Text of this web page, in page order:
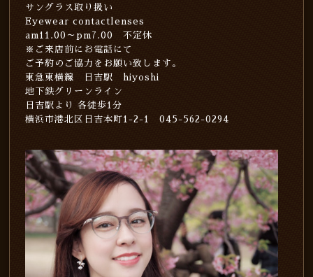
サングラス取り扱い
Eyewear contactlenses
am11.00～pm7.00 不定休
※ご来店前にお電話にて
ご予約のご協力をお願い致します。
東急東横線 日吉駅 hiyoshi
地下鉄グリーンライン
日吉駅より 各徒歩1分
横浜市港北区日吉本町1-2-1 045-562-0294